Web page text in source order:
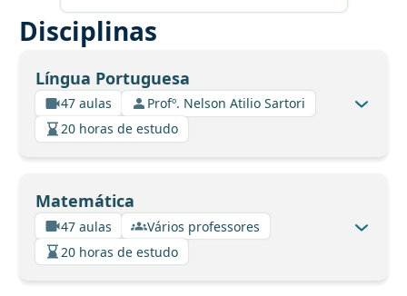
Disciplinas
Língua Portuguesa
47 aulas
Profº. Nelson Atilio Sartori
20 horas de estudo
Matemática
47 aulas
Vários professores
20 horas de estudo